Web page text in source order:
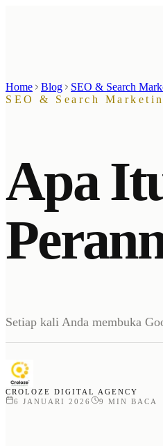
Home Blog
SEO & Search
SEO & Search
Apa
Setiap kali Anda membuka
CROLOZE DIGITAL AGENCY
6 JANUARI 2026
9 MIN BACA